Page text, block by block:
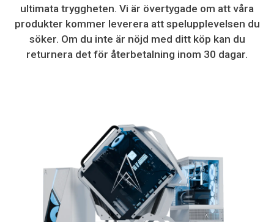
ultimata tryggheten. Vi är övertygade om att våra
produkter kommer leverera att spelupplevelsen du
söker. Om du inte är nöjd med ditt köp kan du
returnera det för återbetalning inom 30 dagar.